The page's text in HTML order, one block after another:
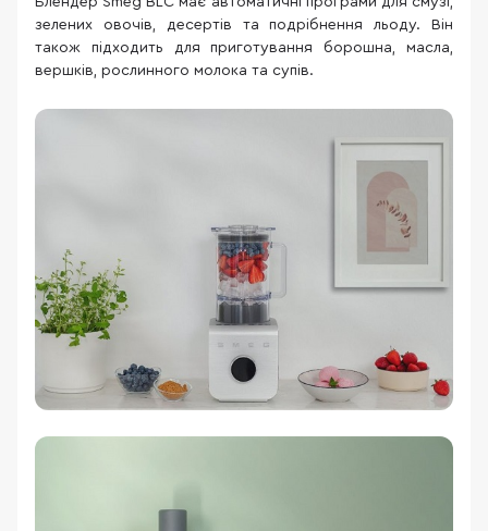
зелених овочів, десертів та подрібнення льоду. Він
також підходить для приготування борошна, масла,
вершків, рослинного молока та супів.